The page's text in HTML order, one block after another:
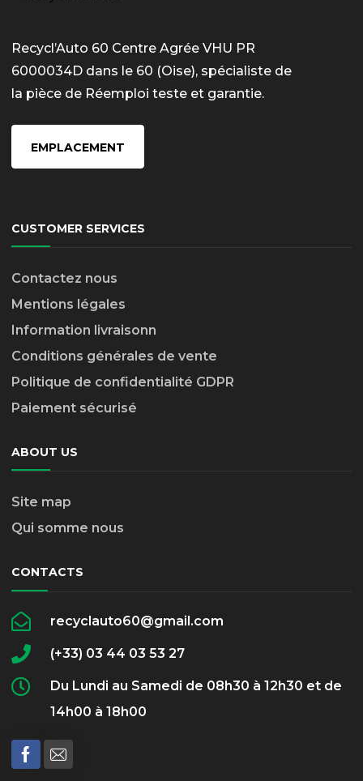
Recycl’Auto 60 Centre Agrée VHU PR
6000034D dans le 60 (Oise), spécialiste de
la pièce de Réemploi teste et garantie.
EMPLACEMENT
CUSTOMER SERVICES
Contactez nous
Mentions légales
Information livraisonn
Conditions générales de vente
Politique de confidentialité GDPR
Paiement sécurisé
ABOUT US
Site map
Qui somme nous
CONTACTS
recyclauto60@gmail.com
(+33) 03 44 03 53 27
Du Lundi au Samedi de 08h30 à 12h30 et de
14h00 à 18h00